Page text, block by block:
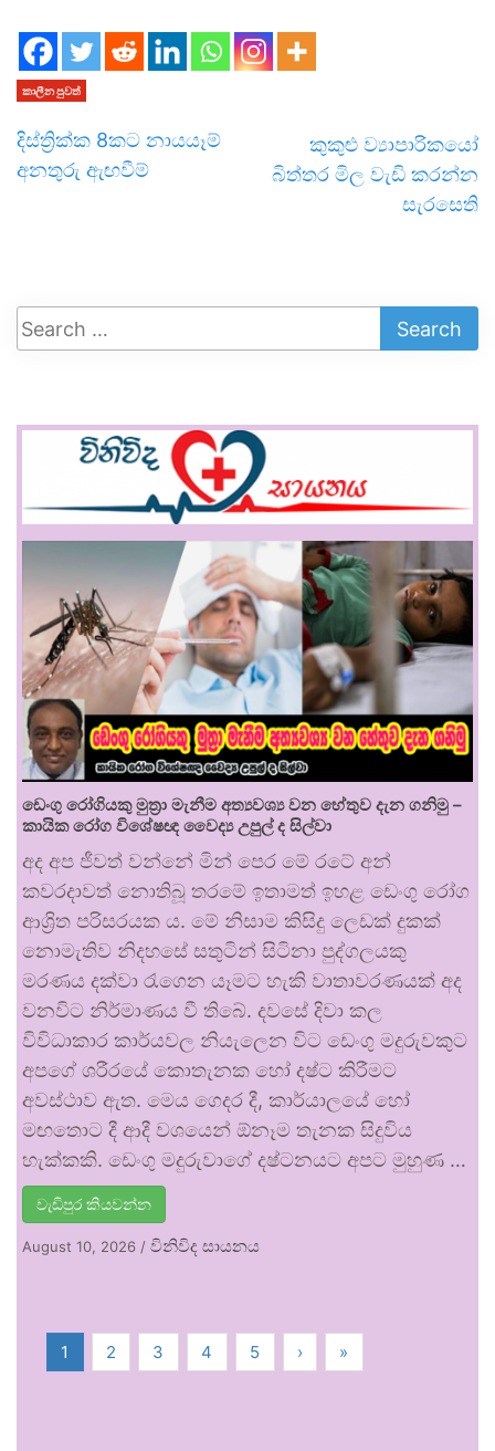
කාලීන පුවත්
දිස්ත්‍රික්ක 8කට නායයෑම්
අනතුරු ඇඟවීම්
කුකුළු ව්‍යාපාරිකයෝ
බිත්තර මිල වැඩි කරන්න
සැරසෙති
ඩෙංගු රෝගියකු ⁣මුත්‍රා මැනීම අත්‍යවශ්‍ය වන හේතුව දැන ගනිමු –
කායික රෝග විශේෂඥ වෛද්‍ය උපුල් ද සිල්වා
අද අප ජීවත් වන්නේ මින් පෙර මේ රටේ අන්
කවරදාවත් නොතිබූ තරමේ ඉතාමත් ඉහළ ඩෙංගු රෝග
ආශ්‍රිත පරිසරයක ය. මේ නිසාම කිසිදු ලෙඩක් දුකක්
නොමැතිව නිදහසේ සතුටින් සිටිනා පුද්ගලයකු
මරණය දක්වා රැගෙන යෑමට හැකි වාතාවරණයක් අද
වනවිට නිර්මාණය වී තිබේ. දවසේ දිවා කල
විවිධාකාර කාර්යවල නියැලෙන විට ඩෙංගු මදුරුවකුට
අපගේ ශරීරයේ කොතැනක හෝ දෂ්ට කිරීමට
අවස්ථාව ඇත. මෙය ගෙදර දී, කාර්යාලයේ හෝ
මඟතොට දී ආදී වශයෙන් ඕනෑම තැනක සිදුවිය
හැක්කකි. ඩෙංගු මදුරුවාගේ දෂ්ටනයට අපට මුහුණ …
වැඩිපුර කියවන්න
August 10, 2026 / විනිවිද සායනය
1 2 3 4 5 › »